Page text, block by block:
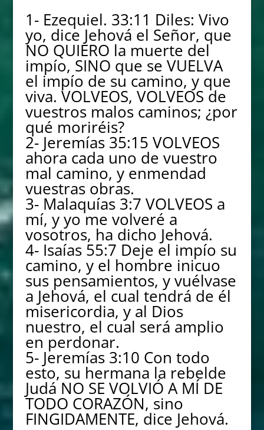
1- Ezequiel. 33:11 Diles: Vivo
yo, dice Jehová el Señor, que
NO QUIERO la muerte del
impío, SINO que se VUELVA
el impío de su camino, y que
viva. VOLVEOS, VOLVEOS de
vuestros malos caminos; ¿por
qué moriréis?
2- Jeremías 35:15 VOLVEOS
ahora cada uno de vuestro
mal camino, y enmendad
vuestras obras.
3- Malaquías 3:7 VOLVEOS a
mí, y yo me volveré a
vosotros, ha dicho Jehová.
4- Isaías 55:7 Deje el impío su
camino, y el hombre inicuo
sus pensamientos, y vuélvase
a Jehová, el cual tendrá de él
misericordia, y al Dios
nuestro, el cual será amplio
en perdonar.
5- Jeremías 3:10 Con todo
esto, su hermana la rebelde
Judá NO SE VOLVIÓ A MÍ DE
TODO CORAZÓN, sino
FINGIDAMENTE, dice Jehová.